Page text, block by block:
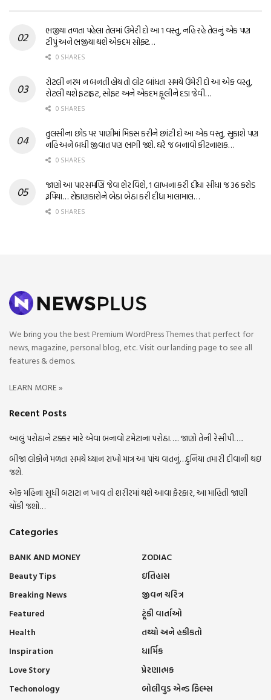
ભજીયા તળતા પહેલા તેલમાં ઉમેરી દો આ 1 વસ્તુ, નહિ રહે તેલનું એક પણ
ટીપું અને ભજીયા થશે એકદમ સોફ્ટ…
0 SHARES
રોટલી નરમ ન બનતી હોય તો લોટ બાંધતા સમયે ઉમેરી દો આ એક વસ્તુ,
રોટલી થશે ફટાફટ, સોફ્ટ અને એકદમ ફૂલીને દડા જેવી…
0 SHARES
તુલસીના છોડ પર પાણીમાં મિક્સ કરીને છાંટી દો આ એક વસ્તુ, સુકાશે પણ
નહિ અને બધી જીવાત પણ ભાગી જશે. ઘરે જ બનાવો કીટનાશક…
0 SHARES
જાણો આ પારસમણિ જેવા શેર વિશે, 1 લાખના કરી દીધા સીધા જ 36 કરોડ
રૂપિયા… રોકાણકારોને બેઠા બેઠા કરી દીધા માલામાલ…
0 SHARES
We bring you the best Premium WordPress Themes that perfect for
news, magazine, personal blog, etc. Visit our landing page to see all
features & demos.
LEARN MORE »
Recent Posts
આલું પરોઠાને ટક્કર મારે એવા બનાવો ટમેટાના પરોઠા….. જાણો તેની રેસીપી…..
બીજા લોકોને મળતા સમયે ધ્યાન રાખો માત્ર આ પાંચ વાતનું…દુનિયા તમારી દીવાની થઇ
જશે.
એક મહિના સુધી બટાટા ન ખાવ તો શરીરમાં થશે આવા ફેરફાર, આ માહિતી જાણી
ચોંકી જશો…
Categories
BANK AND MONEY
Beauty Tips
Breaking News
Featured
Health
Inspiration
Love Story
Techonology
ZODIAC
ઇતિહાસ
જીવન ચરિત્ર
ટૂંકી વાર્તાઓ
તથ્યો અને હકીકતો
ધાર્મિક
પ્રેરણાત્મક
બોલીવુડ એન્ડ ફિલ્મ્સ